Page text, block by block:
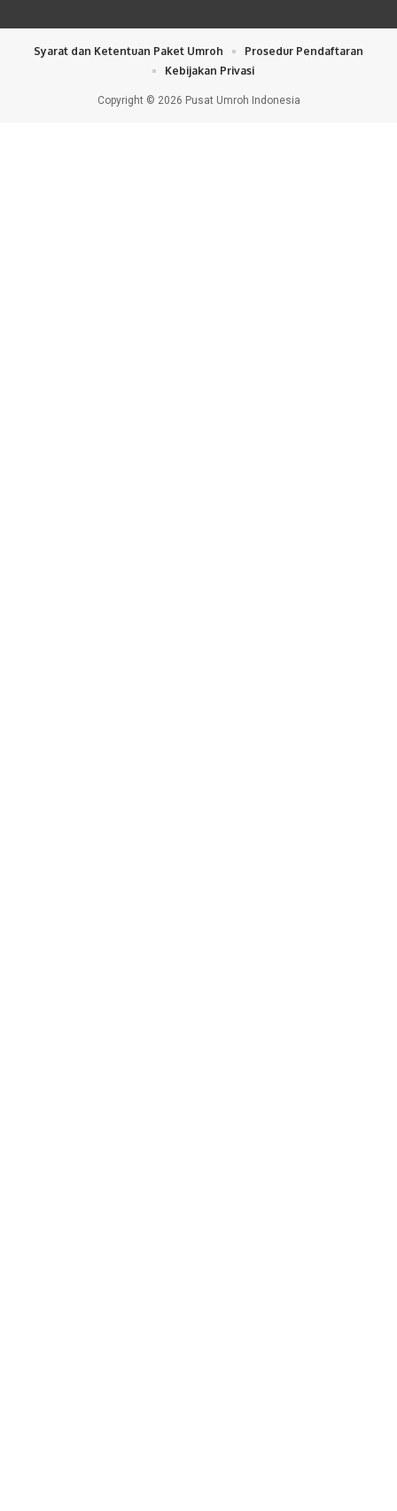
Copyright © 2026 Pusat Umroh Indonesia
Syarat dan Ketentuan Paket Umroh
Prosedur Pendaftaran
Kebijakan Privasi